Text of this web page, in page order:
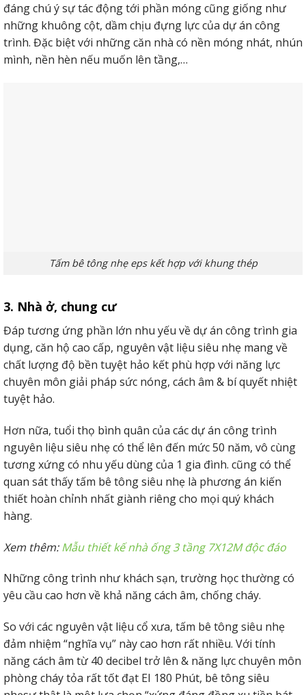
Chính bởi vận tốc xây đắp Nhanh, khả năng chống thấm,
siêu nhẹ ngày càng được ứng dụng rộng rãi hơn trong các
công trình xây dựng thi công.
Mặt không giống, việc phần mềm tường bê tông siêu nhẹ
còn bớt tải tối ưu phần móng nền khối hệ thống Chịu lực
của ngôi nhà.
đáng chú ý sự tác động tới phần móng cũng giống như
những khuông cột, dầm chịu đựng lực của dự án công
trình. Đặc biệt với những căn nhà có nền móng nhát, nhún
mình, nền hèn nếu muốn lên tầng,…
Tấm bê tông nhẹ eps kết hợp với khung thép
3. Nhà ở, chung cư
Đáp tương ứng phần lớn nhu yếu về dự án công trình gia
dụng, căn hộ cao cấp, nguyên vật liệu siêu nhẹ mang về
chất lượng độ bền tuyệt hảo kết phù hợp với năng lực
chuyên môn giải pháp sức nóng, cách âm & bí quyết nhiệt
tuyệt hảo.
Hơn nữa, tuổi thọ bình quân của các dự án công trình
nguyên liệu siêu nhẹ có thể lên đến mức 50 năm, vô cùng
tương xứng có nhu yếu dùng của 1 gia đình. cũng có thể
quan sát thấy tấm bê tông siêu nhẹ là phương án kiến
thiết hoàn chỉnh nhất giành riêng cho mọi quý khách
hàng.
Xem thêm:Mẫu thiết kế nhà ống 3 tầng 7X12M độc đáo
Những công trình như khách sạn, trường học thường có
yêu cầu cao hơn về khả năng cách âm, chống cháy.
So với các nguyên vật liệu cổ xưa, tấm bê tông siêu nhẹ
đảm nhiệm “nghĩa vụ” này cao hơn rất nhiều. Với tính
năng cách âm từ 40 decibel trở lên & năng lực chuyên môn
phòng cháy tỏa rất tốt đạt EI 180 Phút, bê tông siêu